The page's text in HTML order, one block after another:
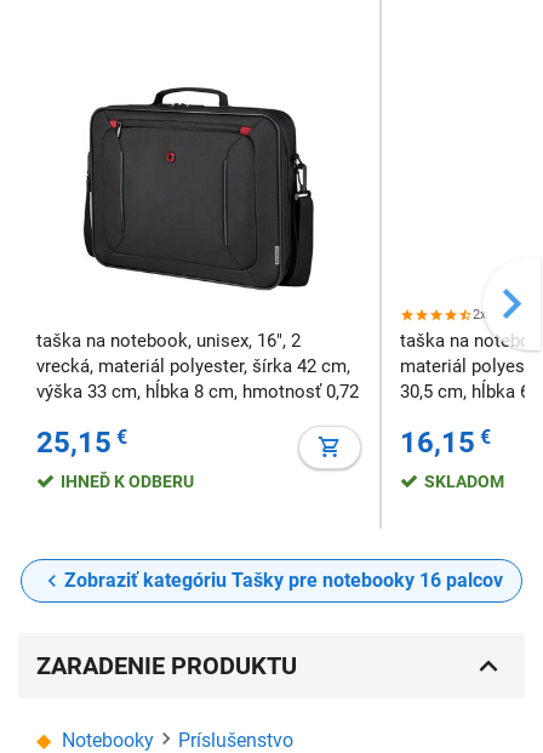
taška na notebook, unisex, 16", 2
vrecká, materiál polyester, šírka 42 cm,
výška 33 cm, hĺbka 8 cm, hmotnosť 0,72
pás na kufor, farba čierna
25,15 €
IHNEĎ K ODBERU
2x
taška na
materiál
30,5 cm, hĺbka 6
16,15 €
SKLADOM
Zobraziť kategóriu Tašky pre notebooky 16 palcov
ZARADENIE PRODUKTU
Notebooky
Príslušenstvo